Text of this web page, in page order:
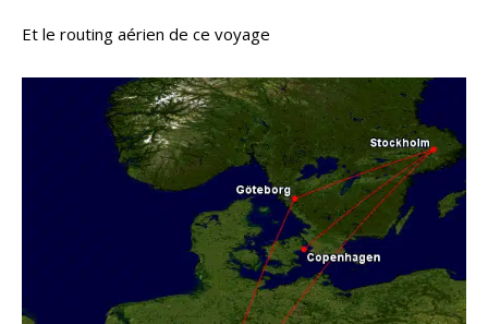
Et le routing aérien de ce voyage